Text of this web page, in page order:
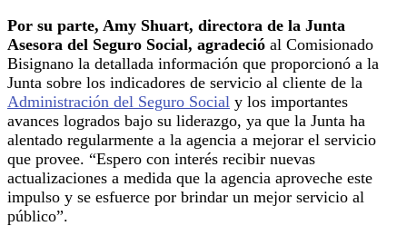
Por su parte, Amy Shuart, directora de la Junta
Asesora del Seguro Social, agradeció al Comisionado
Bisignano la detallada información que proporcionó a la
Junta sobre los indicadores de servicio al cliente de la
Administración del Seguro Social y los importantes
avances logrados bajo su liderazgo, ya que la Junta ha
alentado regularmente a la agencia a mejorar el servicio
que provee. “Espero con interés recibir nuevas
actualizaciones a medida que la agencia aproveche este
impulso y se esfuerce por brindar un mejor servicio al
público”.